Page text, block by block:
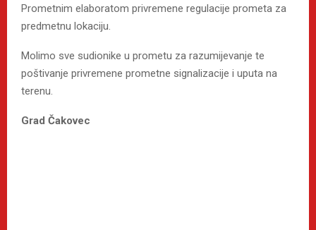
Prometnim elaboratom privremene regulacije prometa za
predmetnu lokaciju.
Molimo sve sudionike u prometu za razumijevanje te
poštivanje privremene prometne signalizacije i uputa na
terenu.
Grad Čakovec